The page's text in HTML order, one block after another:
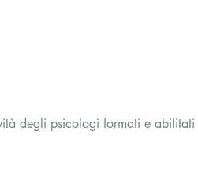
degli psicologi formati e abilitati